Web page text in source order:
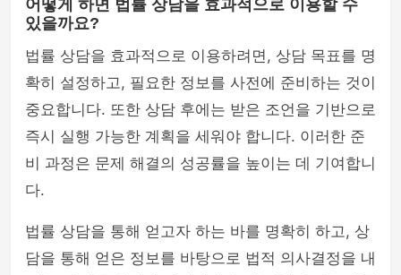
어떻게 하면 법률 상담을 효과적으로 이용할 수
있을까요?
법률 상담을 효과적으로 이용하려면, 상담 목표를 명
확히 설정하고, 필요한 정보를 사전에 준비하는 것이
중요합니다. 또한 상담 후에는 받은 조언을 기반으로
즉시 실행 가능한 계획을 세워야 합니다. 이러한 준
비 과정은 문제 해결의 성공률을 높이는 데 기여합니
다.
법률 상담을 통해 얻고자 하는 바를 명확히 하고, 상
담을 통해 얻은 정보를 바탕으로 법적 의사결정을 내